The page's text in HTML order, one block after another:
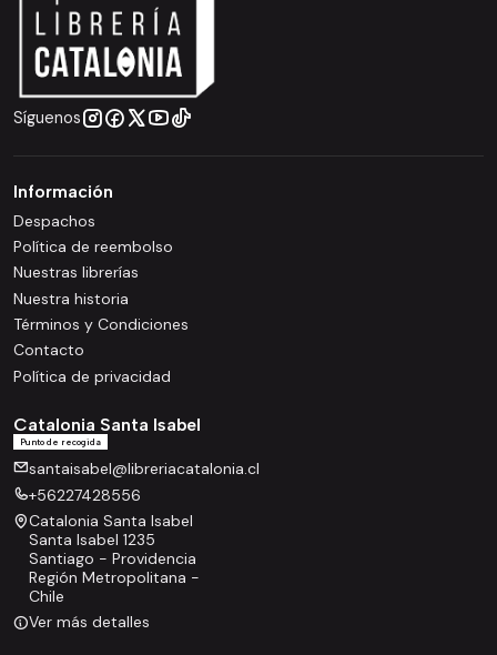
Síguenos
Información
Despachos
Política de reembolso
Nuestras librerías
Nuestra historia
Términos y Condiciones
Contacto
Política de privacidad
Catalonia Santa Isabel
Punto de recogida
santaisabel@libreriacatalonia.cl
+56227428556
Catalonia Santa Isabel
Santa Isabel 1235
Santiago - Providencia
Región Metropolitana -
Chile
Ver más detalles